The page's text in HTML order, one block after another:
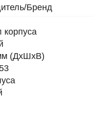
Бренд
корпуса
(ДхШхВ)